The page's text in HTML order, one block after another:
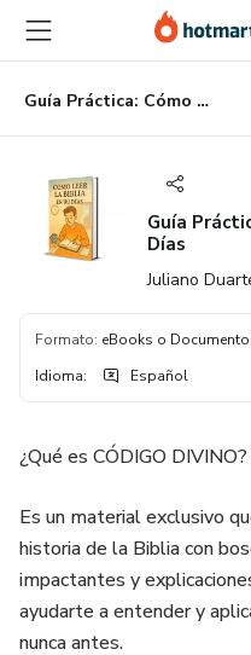
principal
página
de
página
Guía Práctica: Cómo Leer la Biblia en 90 Días
Guía
Días
Juliano
Formato: eBooks o
Idioma: Español
¿Qué es CÓDIGO DIVINO?
Es un material exclusivo
historia de la Biblia con
impactantes y
ayudarte a entender y
nunca antes.